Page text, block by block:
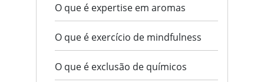
O que é expertise em aromas
O que é exercício de mindfulness
O que é exclusão de químicos